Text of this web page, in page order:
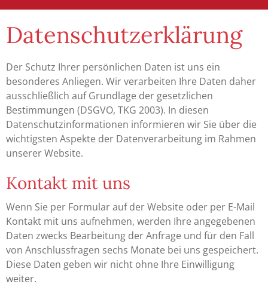
Datenschutzerklärung
Der Schutz Ihrer persönlichen Daten ist uns ein
besonderes Anliegen. Wir verarbeiten Ihre Daten daher
ausschließlich auf Grundlage der gesetzlichen
Bestimmungen (DSGVO, TKG 2003). In diesen
Datenschutzinformationen informieren wir Sie über die
wichtigsten Aspekte der Datenverarbeitung im Rahmen
unserer Website.
Kontakt mit uns
Wenn Sie per Formular auf der Website oder per E-Mail
Kontakt mit uns aufnehmen, werden Ihre angegebenen
Daten zwecks Bearbeitung der Anfrage und für den Fall
von Anschlussfragen sechs Monate bei uns gespeichert.
Diese Daten geben wir nicht ohne Ihre Einwilligung
weiter.